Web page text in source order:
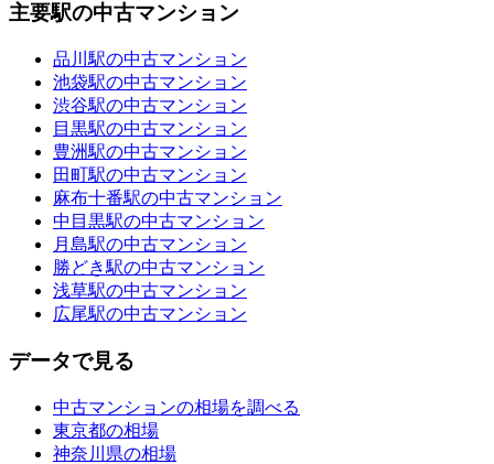
主要駅の中古マンション
品川駅の中古マンション
池袋駅の中古マンション
渋谷駅の中古マンション
目黒駅の中古マンション
豊洲駅の中古マンション
田町駅の中古マンション
麻布十番駅の中古マンション
中目黒駅の中古マンション
月島駅の中古マンション
勝どき駅の中古マンション
浅草駅の中古マンション
広尾駅の中古マンション
データで見る
中古マンションの相場を調べる
東京都の相場
神奈川県の相場